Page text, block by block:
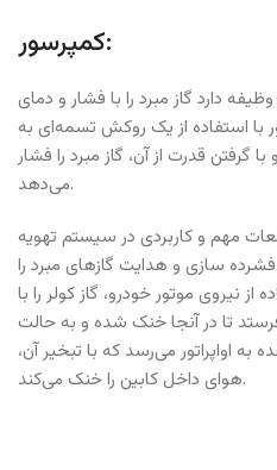
کمپرسور:
دارد گاز مبرد را با فشار و دمای
با استفاده از یک روکش تسمه‌ای به
گرفتن قدرت از آن، گاز مبرد را فشار
می‌دهد.
مهم و کاربردی در سیستم تهویه
سازی و هدایت گازهای مبرد را
از نیروی موتور خودرو، گاز کولر را با
تا در آنجا خنک شده و به حالت
اواپراتور می‌رسد که با تبخیر آن،
هوای داخل کابین را خنک می‌کند.